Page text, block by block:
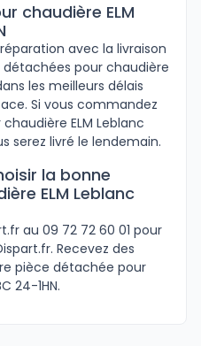
chaudière ELM
avec la livraison
détachées pour chaudière
les meilleurs délais
Si vous commandez
ELM Leblanc
serez livré le lendemain.
la bonne
ELM Leblanc
au 09 72 72 60 01 pour
Recevez des
pièce détachée pour
24-1HN.